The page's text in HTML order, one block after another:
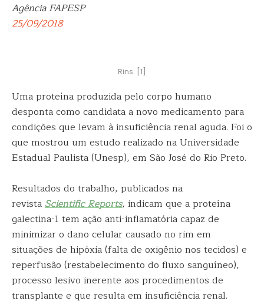
Agência FAPESP
25/09/2018
Rins. [1]
Uma proteína produzida pelo corpo humano
desponta como candidata a novo medicamento para
condições que levam à insuficiência renal aguda. Foi o
que mostrou um estudo realizado na Universidade
Estadual Paulista (Unesp), em São José do Rio Preto.
Resultados do trabalho, publicados na
revistaScientific Reports, indicam que a proteína
galectina-1 tem ação anti-inflamatória capaz de
minimizar o dano celular causado no rim em
situações de hipóxia (falta de oxigênio nos tecidos) e
reperfusão (restabelecimento do fluxo sanguíneo),
processo lesivo inerente aos procedimentos de
transplante e que resulta em insuficiência renal.